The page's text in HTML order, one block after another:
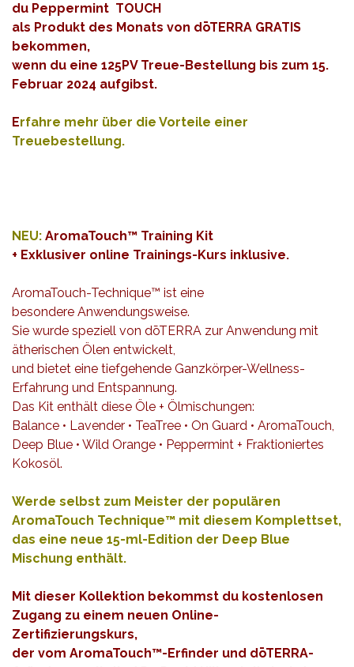
du Peppermint TOUCH
als Produkt des Monats von dōTERRA GRATIS
bekommen,
wenn du eine 125PV Treue-Bestellung bis zum 15.
Februar 2024 aufgibst.
Erfahre mehr über die Vorteile einer
Treuebestellung.
NEU: AromaTouch™ Training Kit
+ Exklusiver online Trainings-Kurs inklusive.
AromaTouch-Technique™ ist eine
besondere Anwendungsweise.
Sie wurde speziell von dōTERRA zur Anwendung mit
ätherischen Ölen entwickelt,
und bietet eine tiefgehende Ganzkörper-Wellness-
Erfahrung und Entspannung.
Das Kit enthält diese Öle + Ölmischungen:
Balance • Lavender • TeaTree • On Guard • AromaTouch,
Deep Blue • Wild Orange • Peppermint + Fraktioniertes
Kokosöl.
Werde selbst zum Meister der populären
AromaTouch Technique™ mit diesem Komplettset,
das eine neue 15-ml-Edition der Deep Blue
Mischung enthält.
Mit dieser Kollektion bekommst du kostenlosen
Zugang zu einem neuen Online-
Zertifizierungskurs,
der vom AromaTouch™-Erfinder und dōTERRA-